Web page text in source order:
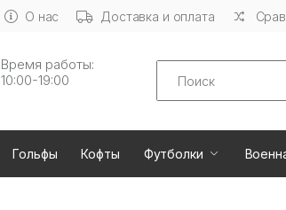
О нас Доставка и оплата
Время работы:
10:00-19:00
Search
Гольфы Кофты Футболки